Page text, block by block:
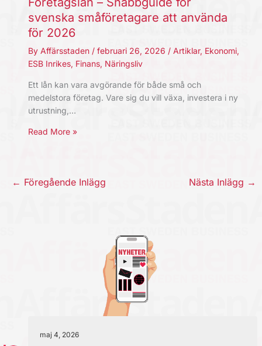
svenska småföretagare att använda
för 2026
By Affärsstaden / februari 26, 2026 / Artiklar, Ekonomi,
ESB Inrikes, Finans, Näringsliv
Ett lån kan vara avgörande för både små och
medelstora företag. Vare sig du vill växa, investera i ny
utrustning,…
Read More »
← Föregående Inlägg Nästa Inlägg →
maj 4, 2026